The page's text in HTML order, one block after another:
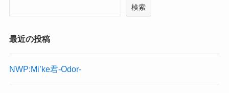
検索
最近の投稿
NWP:Mi’ke君-Odor-